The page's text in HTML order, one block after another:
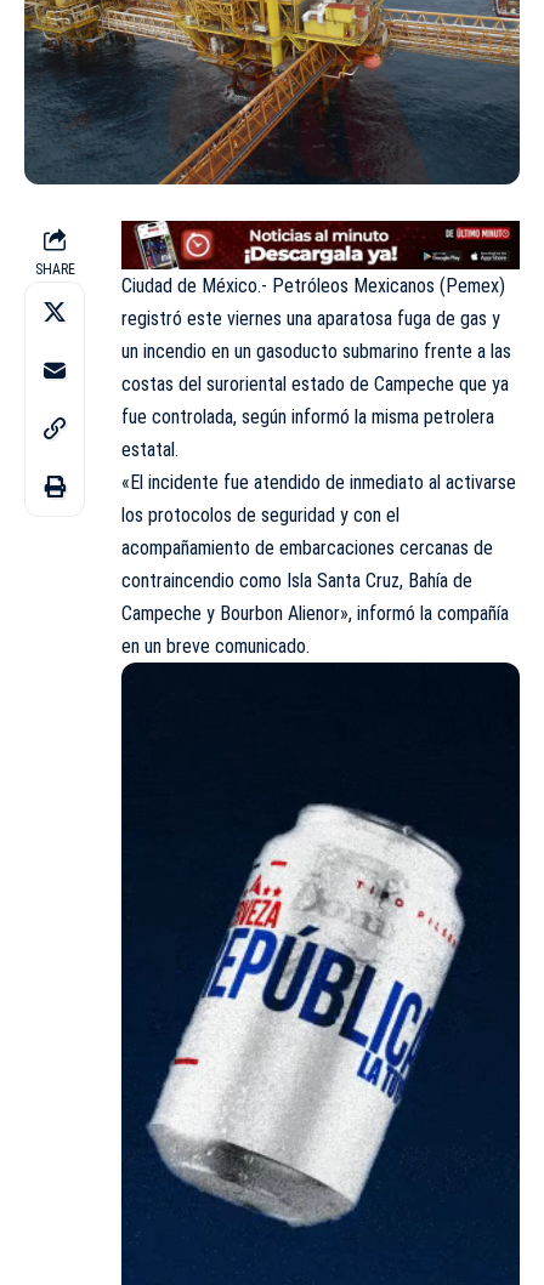
SHARE
Ciudad de México.- Petróleos Mexicanos (Pemex)
registró este viernes una aparatosa fuga de gas y
un incendio en un gasoducto submarino frente a las
costas del suroriental estado de Campeche que ya
fue controlada, según informó la misma petrolera
estatal.
«El incidente fue atendido de inmediato al activarse
los protocolos de seguridad y con el
acompañamiento de embarcaciones cercanas de
contraincendio como Isla Santa Cruz, Bahía de
Campeche y Bourbon Alienor», informó la compañía
en un breve comunicado.